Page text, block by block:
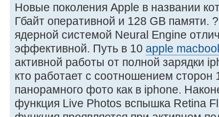
Новые поколения Apple в названии
Гбайт оперативной и 128 GB памяти.
ядерной системой Neural Engine
эффективной. Путь в 10 apple
активной работы от полной зарядки
кто работает с соотношением сторон
панорамного фото как в iphone.
функция Live Photos вспышка Retina